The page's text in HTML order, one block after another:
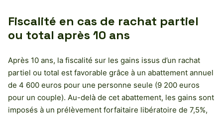
Fiscalité en cas de rachat partiel
ou total après 10 ans
Après 10 ans, la fiscalité sur les gains issus d’un rachat
partiel ou total est favorable grâce à un abattement annuel
de 4 600 euros pour une personne seule (9 200 euros
pour un couple). Au-delà de cet abattement, les gains sont
imposés à un prélèvement forfaitaire libératoire de 7,5%,